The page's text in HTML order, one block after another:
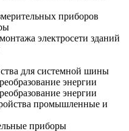
приборов
электросети зданий
для системной шины
энергии
энергии
промышленные и
приборы